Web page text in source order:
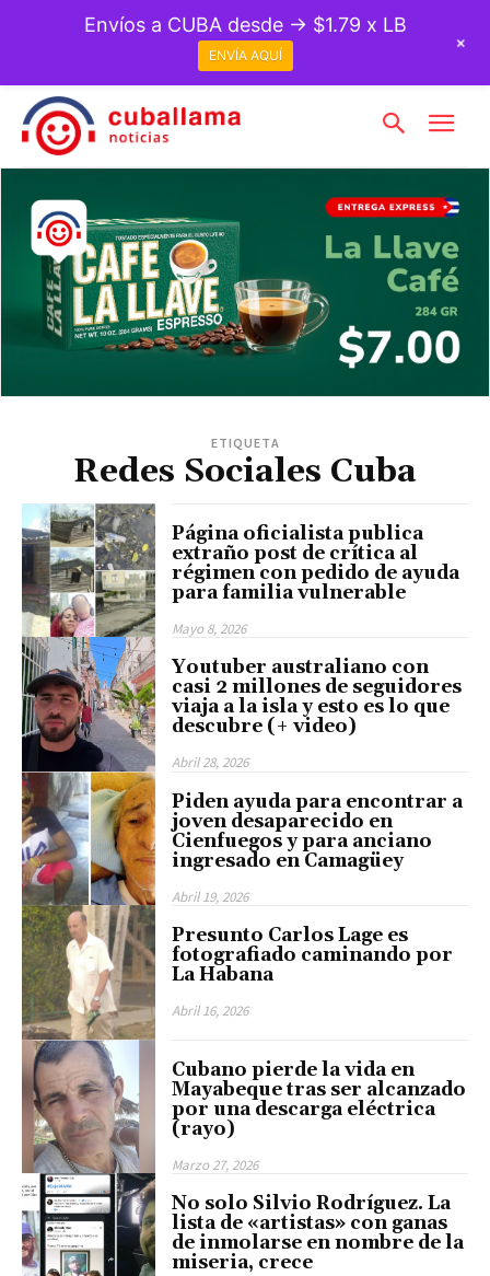
ETIQUETA
Redes Sociales Cuba
Página oficialista publica
extraño post de crítica al
régimen con pedido de ayuda
para familia vulnerable
Mayo 8, 2026
Youtuber australiano con
casi 2 millones de seguidores
viaja a la isla y esto es lo que
descubre (+ video)
Abril 28, 2026
Piden ayuda para encontrar a
joven desaparecido en
Cienfuegos y para anciano
ingresado en Camagüey
Abril 19, 2026
Presunto Carlos Lage es
fotografiado caminando por
La Habana
Abril 16, 2026
Cubano pierde la vida en
Mayabeque tras ser alcanzado
por una descarga eléctrica
(rayo)
Marzo 27, 2026
No solo Silvio Rodríguez. La
lista de «artistas» con ganas
de inmolarse en nombre de la
miseria, crece
Envíos a CUBA desde → $1.79 x LB
ENVÍA AQUÍ
+